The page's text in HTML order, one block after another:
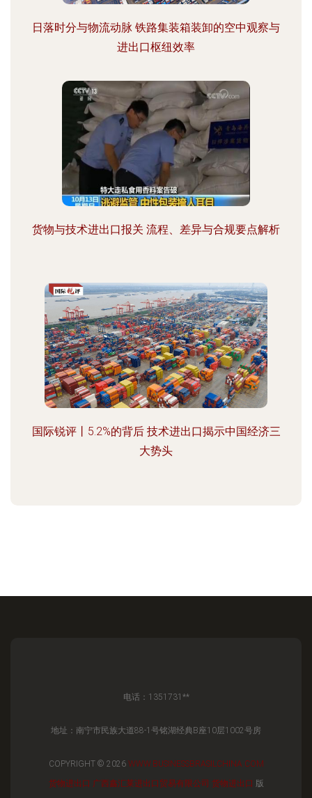
日落时分与物流动脉 铁路集装箱装卸的空中观察与
进出口枢纽效率
货物与技术进出口报关 流程、差异与合规要点解析
国际锐评丨5.2%的背后 技术进出口揭示中国经济三
大势头
电话：1351731**
地址：南宁市民族大道88-1号铭湖经典B座10层1002号房
COPYRIGHT © 2026 WWW.BUSINESSBRASILCHINA.COM
货物进出口 广西鑫汇莱进出口贸易有限公司 货物进出口 版